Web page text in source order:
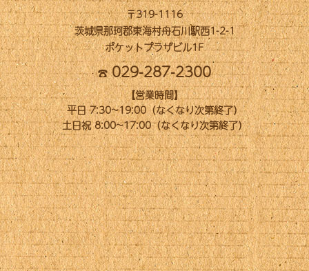
〒319-1116
茨城県那珂郡東海村舟石川駅西1-2-1
ポケットプラザビル1F
029-287-2300
【営業時間】
平日 7:30~19:00（なくなり次第終了）
土日祝 8:00~17:00（なくなり次第終了）